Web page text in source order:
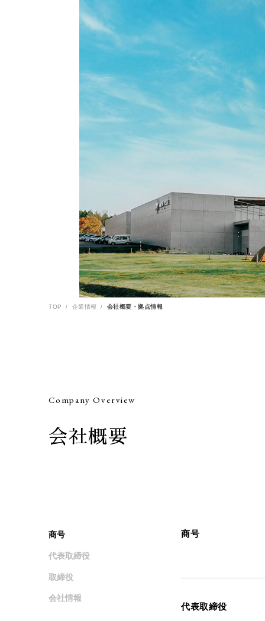
TOP 企業情報 会社概要・拠点情報
Company Overview
会社概要
商号
代表取締役
取締役
会社情報
商号
代表取締役